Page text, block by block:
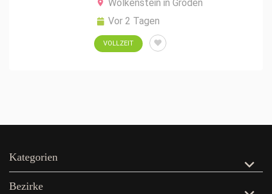
Wolkenstein in Gröden
Vor 2 Tagen
VOLLZEIT
Kategorien
Bezirke